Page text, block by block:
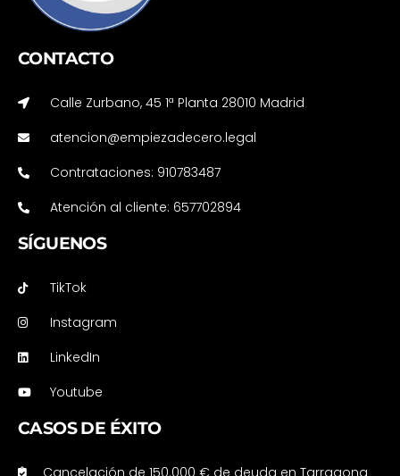
CONTACTO
Calle Zurbano, 45 1ª Planta 28010 Madrid
atencion@empiezadecero.legal
Contrataciones: 910783487
Atención al cliente: 657702894
SÍGUENOS
TikTok
Instagram
LinkedIn
Youtube
CASOS DE ÉXITO